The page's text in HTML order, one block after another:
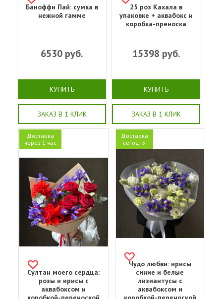
Баноффи Пай: сумка в
нежной гамме
6530 руб.
КУПИТЬ
ЗАКАЗ В 1 КЛИК
25 роз Кахала в
упаковке + аквабокс и
коробка-преноска
15398 руб.
КУПИТЬ
ЗАКАЗ В 1 КЛИК
Доставка
через 1 час
Султан моего сердца:
розы и ирисы с
аквабоксом и
Доставка
сегодня
Чудо любви: ирисы
синие и белые
лизиантусы с
аквабоксом и